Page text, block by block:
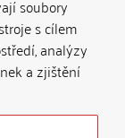
soubory
s cílem
analýzy
a zjištění